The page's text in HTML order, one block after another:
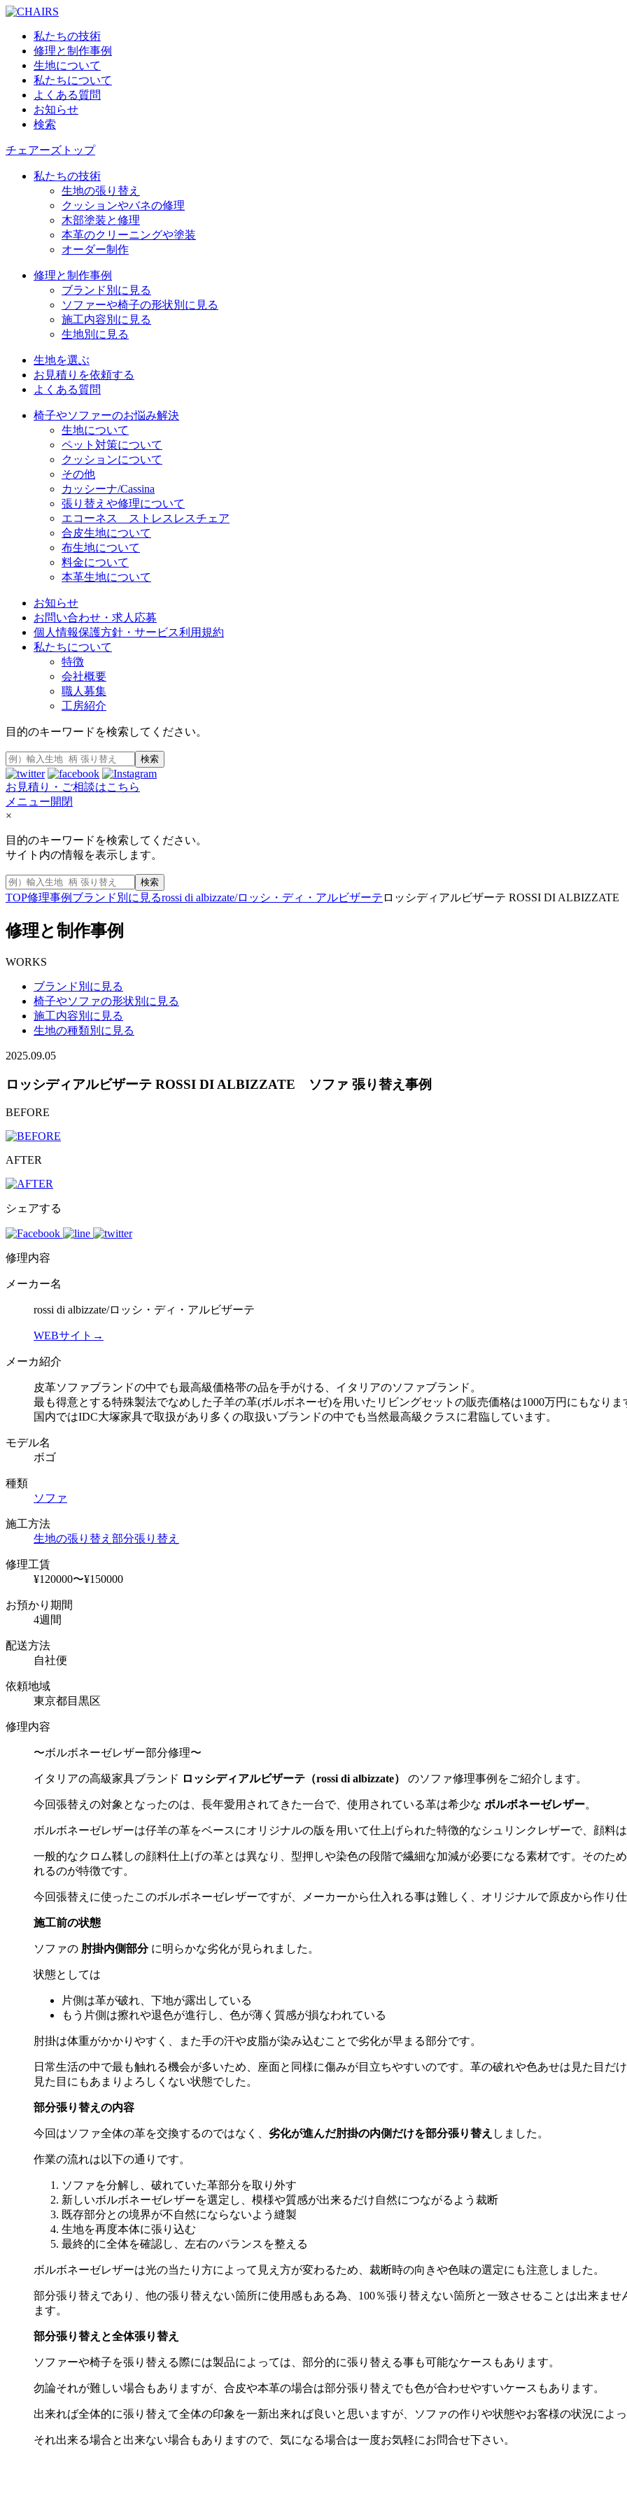
私たちの技術
修理と制作事例
生地について
私たちについて
よくある質問
お知らせ
検索
チェアーズトップ
私たちの技術
生地の張り替え
クッションやバネの修理
木部塗装と修理
本革のクリーニングや塗装
オーダー制作
修理と制作事例
ブランド別に見る
ソファーや椅子の形状別に見る
施工内容別に見る
生地別に見る
生地を選ぶ
お見積りを依頼する
よくある質問
椅子やソファーのお悩み解決
生地について
ペット対策について
クッションについて
その他
カッシーナ/Cassina
張り替えや修理について
エコーネス ストレスレスチェア
合皮生地について
布生地について
料金について
本革生地について
お知らせ
お問い合わせ・求人応募
個人情報保護方針・サービス利用規約
私たちについて
特徴
会社概要
職人募集
工房紹介
目的のキーワードを検索してください。
検索
お見積り・ご相談はこちら
メニュー開閉
×
目的のキーワードを検索してください。
サイト内の情報を表示します。
検索
TOP修理事例 ブランド別に見るrossi di albizzate/ロッシ・ディ・アルビザーテ ロッシディアルビザーテ ROSSI DI
修理と制作事例
WORKS
ブランド別に見る
椅子やソファの形状別に見る
施工内容別に見る
生地の種類別に見る
2025.09.05
ロッシディアルビザーテ ROSSI DI ALBIZZATE ソファ 張り替え事例
BEFORE
AFTER
シェアする
修理内容
メーカー名
rossi di albizzate/ロッシ・ディ・アルビザーテ
WEBサイト→
メーカ紹介
皮革ソファブランドの中でも最高級価格帯の品を手がける、イタリアのソファブランド。
最も得意とする特殊製法でなめした子羊の革(ボルボネーゼ)を用いたリビングセットの販売価格は1000万円にもなりま
国内ではIDC大塚家具で取扱があり多くの取扱いブランドの中でも当然最高級クラスに君臨しています。
モデル名
ボゴ
種類
ソファ
施工方法
生地の張り替え 部分張り替え
修理工賃
¥120000〜¥150000
お預かり期間
4週間
配送方法
自社便
依頼地域
東京都目黒区
修理内容
〜ボルボネーゼレザー部分修理〜
イタリアの高級家具ブランド ロッシディアルビザーテ（rossi di albizzate） のソファ修理事例をご紹介します。
今回張替えの対象となったのは、長年愛用されてきた一台で、使用されている革は希少な ボルボネーゼレザー。
ボルボネーゼレザーは仔羊の革をベースにオリジナルの版を用いて仕上げられた特徴的なシュリンクレザーで、顔料
一般的なクロム鞣しの顔料仕上げの革とは異なり、型押しや染色の段階で繊細な加減が必要になる素材です。そのた
れるのが特徴です。
今回張替えに使ったこのボルボネーゼレザーですが、メーカーから仕入れる事は難しく、オリジナルで原皮から作り
施工前の状態
ソファの 肘掛内側部分に明らかな劣化が見られました。
状態としては
片側は革が破れ、下地が露出している
もう片側は擦れや退色が進行し、色が薄く質感が損なわれている
肘掛は体重がかかりやすく、また手の汗や皮脂が染み込むことで劣化が早まる部分です。
日常生活の中で最も触れる機会が多いため、座面と同様に傷みが目立ちやすいのです。革の破れや色あせは見た目だ
見た目にもあまりよろしくない状態でした。
部分張り替えの内容
今回はソファ全体の革を交換するのではなく、 劣化が進んだ肘掛の内側だけを部分張り替え しました。
作業の流れは以下の通りです。
ソファを分解し、破れていた革部分を取り外す
新しいボルボネーゼレザーを選定し、模様や質感が出来るだけ自然につながるよう裁断
既存部分との境界が不自然にならないよう縫製
生地を再度本体に張り込む
最終的に全体を確認し、左右のバランスを整える
ボルボネーゼレザーは光の当たり方によって見え方が変わるため、裁断時の向きや色味の選定にも注意しました。
部分張り替えであり、他の張り替えない箇所に使用感もある為、 100％張り替えない箇所と一致させることは出来ま
ます。
部分張り替えと全体張り替え
ソファーや椅子を張り替える際には製品によっては、部分的に張り替える事も可能なケースもあります。
勿論それが難しい場合もありますが、合皮や本革の場合は部分張り替えでも色が合わせやすいケースもあります。
出来れば全体的に張り替えて全体の印象を一新出来れば良いと思いますが、ソファの作りや状態やお客様の状況によ
それ出来る場合と出来ない場合もありますので、気になる場合は一度お気軽にお問合せ下さい。